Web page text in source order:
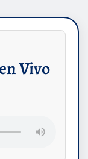
Vivo